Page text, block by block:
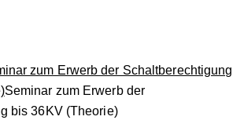
zum Erwerb der Schaltberechtigung
Seminar zum Erwerb der
bis 36KV (Theorie)